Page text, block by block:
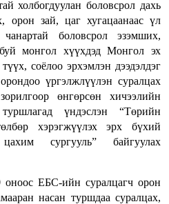
холбогдуулан боловсрол дахь
орон зай, цаг хугацаанаас үл
боловсрол эзэмших,
монгол хүүхдэд Монгол эх
соёлоо эрхэмлэн дээдэлдэг
үргэлжлүүлэн суралцах
өнгөрсөн хичээлийн
үндэслэн “Төрийн
хэрэгжүүлэх эрх бүхий
сургууль” байгуулах
оноос ЕБС-ийн суралцагч орон
насан туршдаа суралцах,